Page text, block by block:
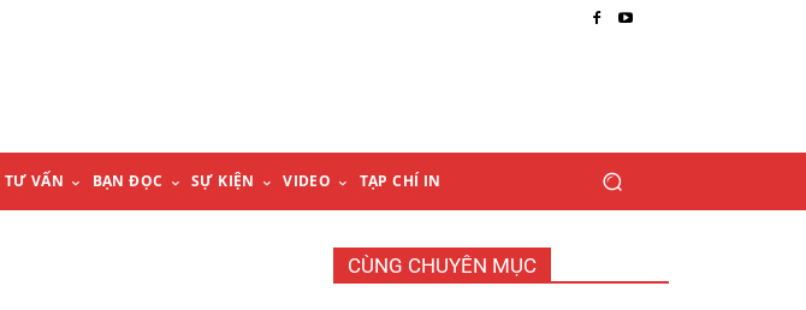
TƯ VẤN BẠN ĐỌC SỰ KIỆN VIDEO TẠP CHÍ IN
CÙNG CHUYÊN MỤC